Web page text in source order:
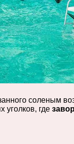
соленым
уголков, где